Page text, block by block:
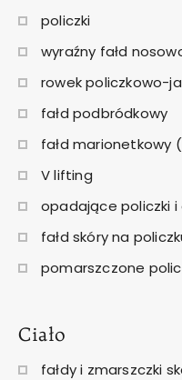
policzki
wyraźny fałd
rowek policzkowo-
fałd podbródkowy
fałd marionetkowy
V lifting
opadające policzki
fałd skóry na
pomarszczone
Ciało
fałdy i zmarszczki